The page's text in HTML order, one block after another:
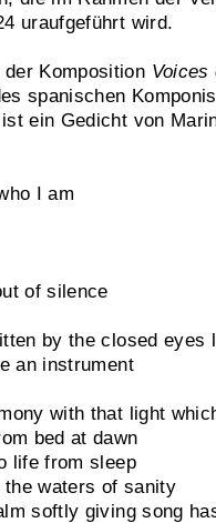
uraufgeführt wird.
Komposition Voices
spanischen
ein Gedicht von
I am
of silence
by the closed eyes
an instrument
with that light
bed at dawn
life from sleep
the waters of sanity
softly giving song